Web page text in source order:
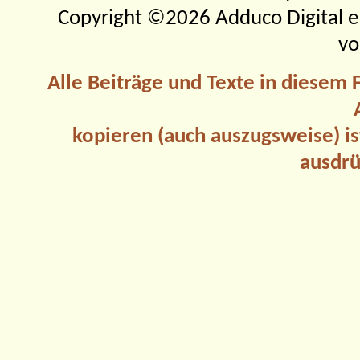
Copyright ©2026 Adduco Digital
Alle Beiträge und Texte in
kopieren (auch auszugsweise)